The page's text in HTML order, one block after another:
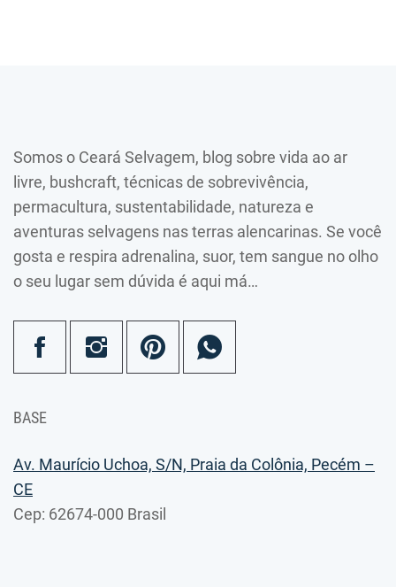
Somos o Ceará Selvagem, blog sobre vida ao ar
livre, bushcraft, técnicas de sobrevivência,
permacultura, sustentabilidade, natureza e
aventuras selvagens nas terras alencarinas. Se você
gosta e respira adrenalina, suor, tem sangue no olho
o seu lugar sem dúvida é aqui má…
BASE
Av. Maurício Uchoa, S/N, Praia da Colônia, Pecém –
CE
Cep: 62674-000 Brasil